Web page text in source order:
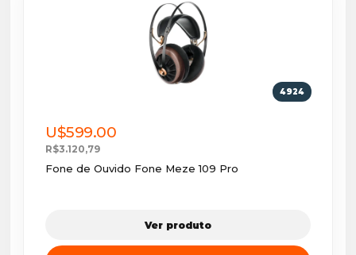
4924
U$599.00
R$3.120,79
Fone de Ouvido Fone Meze 109 Pro
Ver produto